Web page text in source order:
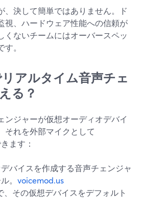
、決して簡単ではありません。ド
視、ハードウェア性能への信頼が
くないチームにはオーバースペッ
。
アルタイム音声チェ
る？
ンジャーが仮想オーディオデバイ
それを外部マイクとして
ます：
バイスを作成する音声チェンジャ
。 voicemod.us
、その仮想デバイスをデフォルト